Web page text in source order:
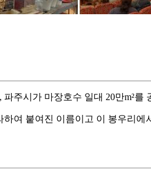
주시가 마장호수 일대 20만m²
여 붙여진 이름이고 이 봉우리